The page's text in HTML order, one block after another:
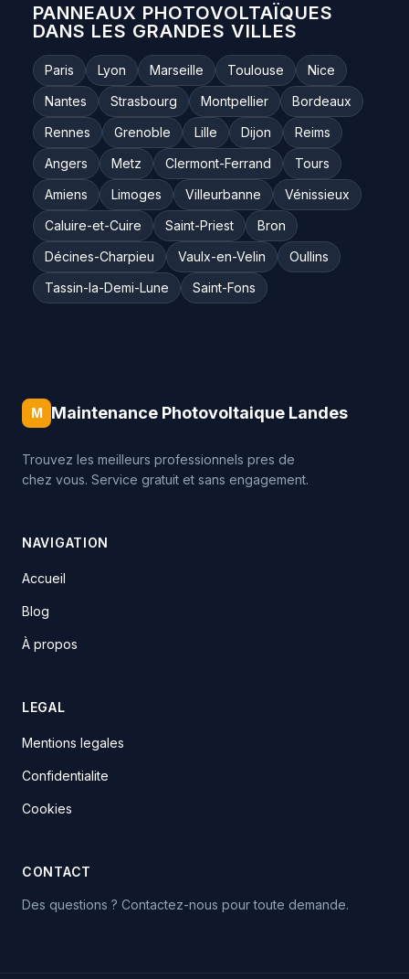
PANNEAUX PHOTOVOLTAÏQUES
DANS LES GRANDES VILLES
Paris Lyon Marseille Toulouse
Nice
Nantes
Strasbourg Montpellier
Bordeaux
Rennes
Grenoble Lille Dijon
Reims
Angers
Metz Clermont-Ferrand
Tours
Amiens
Limoges Villeurbanne
Vénissieux
Caluire-et-Cuire
Saint-Priest
Bron
Décines-Charpieu
Vaulx-en-Velin
Oullins
Tassin-la-Demi-Lune
Saint-Fons
M Maintenance Photovoltaique Landes
Trouvez les meilleurs professionnels pres de
chez vous. Service gratuit et sans engagement.
NAVIGATION
Accueil
Blog
À propos
LEGAL
Mentions legales
Confidentialite
Cookies
CONTACT
Des questions ? Contactez-nous pour toute demande.